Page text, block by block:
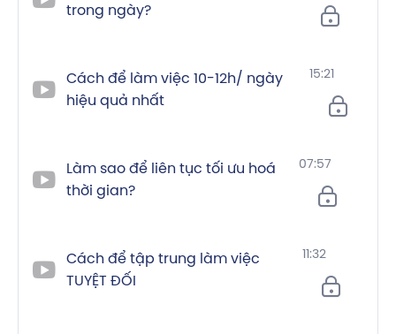
trong ngày?
Cách để làm việc 10-12h/ ngày
hiệu quả nhất
15:21
Làm sao để liên tục tối ưu hoá
thời gian?
07:57
Cách để tập trung làm việc
TUYỆT ĐỐI
11:32